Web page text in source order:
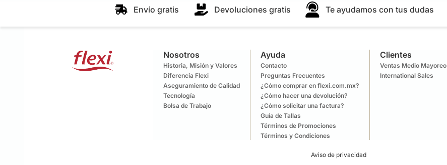
Envío gratis Devoluciones gratis Te ayudamos con tus dudas
Nosotros
Historia, Misión y Valores
Diferencia Flexi
Aseguramiento de Calidad
Tecnología
Bolsa de Trabajo
Ayuda
Contacto
Preguntas Frecuentes
¿Cómo comprar en flexi.com.mx?
¿Cómo hacer una devolución?
¿Cómo solicitar una factura?
Guía de Tallas
Términos de Promociones
Términos y Condiciones
Clientes
Ventas Medio Mayoreo
International Sales
Aviso de privacidad